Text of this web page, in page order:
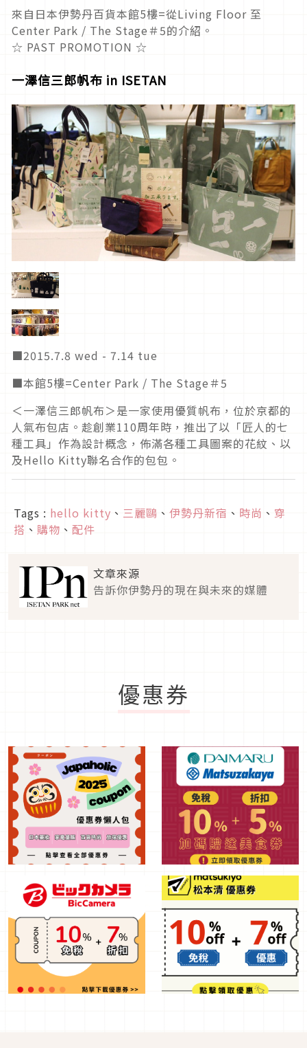
來自日本伊勢丹百貨本館5樓=從Living Floor 至
Center Park / The Stage＃5的介紹。
☆ PAST PROMOTION ☆
一澤信三郎帆布 in ISETAN
■2015.7.8 wed - 7.14 tue
■本館5樓=Center Park / The Stage＃5
＜一澤信三郎帆布＞是一家使用優質帆布，位於京都的
人氣布包店。趁創業110周年時，推出了以「匠人的七
種工具」作為設計概念，佈滿各種工具圖案的花紋、以
及Hello Kitty聯名合作的包包。
Tags : hello kitty 、 三麗鷗 、 伊勢丹新宿 、 時尚 、 穿
搭 、 購物 、 配件
文章來源
告訴你伊勢丹的現在與未來的媒體
優惠券